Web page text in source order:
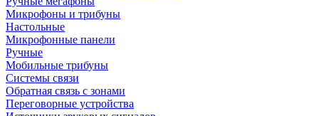
Микрофоны и трибуны
Настольные
Микрофонные панели
Ручные
Мобильные трибуны
Системы связи
Обратная связь с зонами
Переговорные устройства